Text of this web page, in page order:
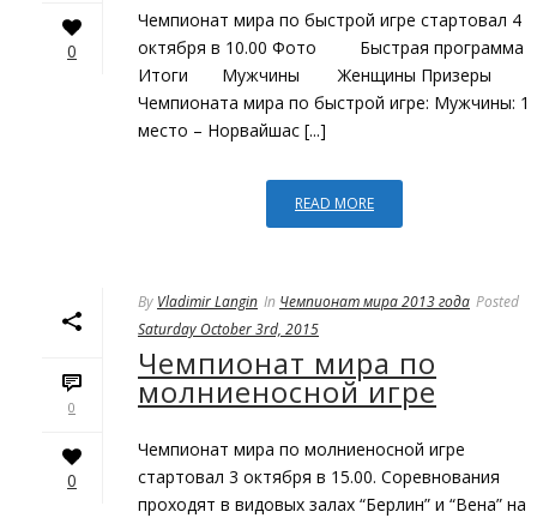
0
Чемпионат мира по быстрой игре стартовал 4
октября в 10.00 Фото Быстрая программа
Итоги Мужчины Женщины Призеры
Чемпионата мира по быстрой игре: Мужчины: 1
место – Норвайшас [...]
READ MORE
0
0
By Vladimir Langin In Чемпионат мира 2013 года Posted
Saturday October 3rd, 2015
Чемпионат мира по
молниеносной игре
Чемпионат мира по молниеносной игре
стартовал 3 октября в 15.00. Соревнования
проходят в видовых залах “Берлин” и “Вена” на